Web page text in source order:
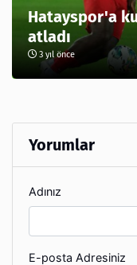
Hatayspor'a
atladı
3 yıl önce
Yorumlar
Adınız
E-posta Adresiniz